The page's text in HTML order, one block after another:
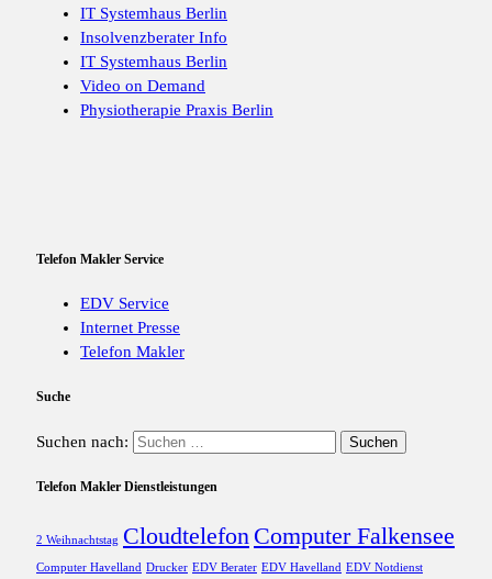
IT Systemhaus Berlin
Insolvenzberater Info
IT Systemhaus Berlin
Video on Demand
Physiotherapie Praxis Berlin
Telefon Makler Service
EDV Service
Internet Presse
Telefon Makler
Suche
Suchen nach:
Telefon Makler Dienstleistungen
2 Weihnachtstag Cloudtelefon Computer Falkensee
Computer Havelland Drucker EDV Berater EDV Havelland EDV Notdienst